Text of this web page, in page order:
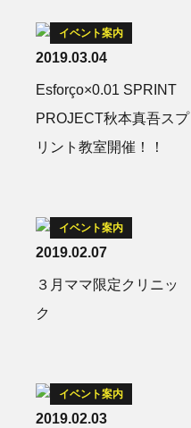
イベント案内
2019.03.04
Esforço×0.01 SPRINT
PROJECT秋本真吾スプ
リント教室開催！！
イベント案内
2019.02.07
３月ママ限定クリニッ
ク
イベント案内
2019.02.03